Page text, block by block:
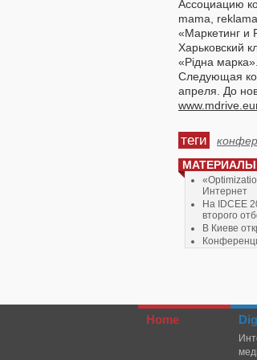
Ассоциацию
mama,
«Маркетинг и
Харьковский
«Рідна марка».
Следующая
апреля. До
теги
Интернет
На IDCEE
второго
В Киеве
Home